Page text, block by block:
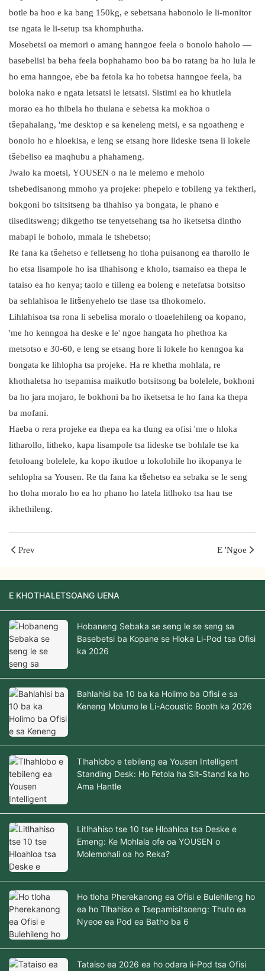
botle ba hoo e ka bang 150kg, e sebetsana habonolo le li-monitor
tse ngata le li-setup tsa khomphutha.
Mosebetsi oa memori o amang hanngoe feela o bonolo haholo —
basebelisi ba beha feela bophahamo boo ba bo ratang ba ho lula le
ho ema hanngoe, ebe ba fetola ka ho tobetsa hanngoe feela, ba
boloka nako e ngata letsatsi le letsatsi. Sistimi ea ho khutlela
morao ea ho thibela ho thulana e sebetsa ka mokhoa o
tšepahalang, 'me desktop e sa keneleng metsi, e sa ngoatheng e
bonolo ho e hloekisa, e leng se etsang hore lideske tsena li lokele
tšebeliso ea maqhubu a phahameng.
Jwalo ka moetsi, YOUSEN o na le melemo e meholo
tshebedisanong mmoho ya projeke: phepelo e tobileng ya fektheri,
bokgoni bo tsitsitseng ba tlhahiso ya bongata, le phano e
tiiseditsweng; dikgetho tse tenyetsehang tsa ho iketsetsa dintho
mabapi le boholo, mmala le tshebetso;
Re fana ka tšehetso e felletseng ho tloha puisanong ea tharollo le
ho etsa lisampole ho isa tlhahisong e kholo, tsamaiso ea thepa le
tataiso ea ho kenya; taolo e tiileng ea boleng e netefatsa botsitso
ba sehlahisoa le litšenyehelo tse tlase tsa tlhokomelo.
Lihlahisoa tsa rona li sebelisa moralo o tloaelehileng oa kopano,
'me ho kenngoa ha deske e le' ngoe hangata ho phethoa ka
metsotso e 30-60, e leng se etsang hore li lokele ho kenngoa ka
bongata ke lihlopha tsa projeke. Ha re khetha mohlala, re
khothaletsa ho tsepamisa maikutlo botsitsong ba bolelele, bokhoni
ba ho jara mojaro, le bokhoni ba ho iketsetsa le ho fana ka thepa
ba mofani.
Haeba o rera projeke ea thepa ea ka tlung ea ofisi 'me o hloka
litharollo, litheko, kapa lisampole tsa lideske tse bohlale tse ka
fetoloang bolelele, ka kopo ikutloe u lokolohile ho ikopanya le
sehlopha sa Yousen. Re tla fana ka tšehetso ea sebaka se le seng
ho tloha moralo ho ea ho phano ho latela litlhoko tsa hau tse
ikhethileng.
Prev E 'ngoe
E KHOTHALETSOANG UENA
Hobaneng Sebaka se seng le se seng sa
Basebetsi ba Kopane se Hloka Li-Pod tsa Ofisi
ka 2026
Bahlahisi ba 10 ba ka Holimo ba Ofisi e sa
Keneng Molumo le Li-Acoustic Booth ka 2026
Tlhahlobo e tebileng ea Yousen Intelligent
Standing Desk: Ho Fetola ha Sit-Stand ka ho
Ama Hantle
Litlhahiso tse 10 tse Hloahloa tsa Deske e
Emeng: Ke Mohlala ofe oa YOUSEN o
Molemohali oa ho Reka?
Ho tloha Pherekanong ea Ofisi e Bulehileng ho
ea ho Tlhahiso e Tsepamisitsoeng: Thuto ea
Nyeoe ea Pod ea Batho ba 6
Tataiso ea 2026 ea ho odara li-Pod tsa Ofisi